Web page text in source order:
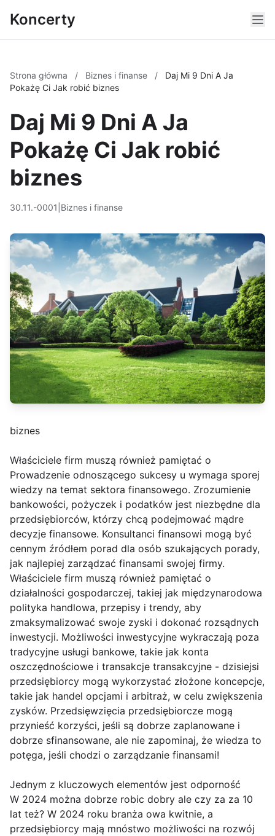
Koncerty
Strona główna / Biznes i finanse /
Daj Mi 9 Dni A Ja
Pokażę Ci Jak robić biznes
Daj Mi 9 Dni A Ja
Pokażę Ci Jak robić
biznes
30.11.-0001 Biznes i finanse
biznes
Właściciele firm muszą również pamiętać o
Prowadzenie odnoszącego sukcesy u wymaga sporej
wiedzy na temat sektora finansowego. Zrozumienie
bankowości, pożyczek i podatków jest niezbędne dla
przedsiębiorców, którzy chcą podejmować mądre
decyzje finansowe. Konsultanci finansowi mogą być
cennym źródłem porad dla osób szukających porady,
jak najlepiej zarządzać finansami swojej firmy.
Właściciele firm muszą również pamiętać o
działalności gospodarczej, takiej jak międzynarodowa
polityka handlowa, przepisy i trendy, aby
zmaksymalizować swoje zyski i dokonać rozsądnych
inwestycji. Możliwości inwestycyjne wykraczają poza
tradycyjne usługi bankowe, takie jak konta
oszczędnościowe i transakcje transakcyjne - dzisiejsi
przedsiębiorcy mogą wykorzystać złożone koncepcje,
takie jak handel opcjami i arbitraż, w celu zwiększenia
zysków. Przedsięwzięcia przedsiębiorcze mogą
przynieść korzyści, jeśli są dobrze zaplanowane i
dobrze sfinansowane, ale nie zapominaj, że wiedza to
potęga, jeśli chodzi o zarządzanie finansami!
Jednym z kluczowych elementów jest odporność
W 2024 można dobrze robic dobry ale czy za za 10
lat też? W 2024 roku branża owa kwitnie, a
przedsiębiorcy mają mnóstwo możliwości na rozwój